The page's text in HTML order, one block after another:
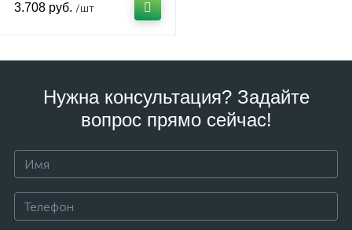
3.708 руб. /шт
Нужна консультация? Задайте
вопрос прямо сейчас!